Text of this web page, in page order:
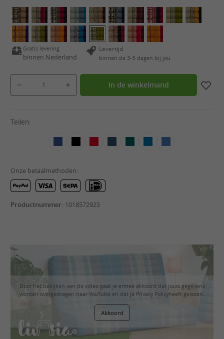
Gratis levering
binnen Nederland
Levertijd
binnen de 3–5 dagen bij jou
Producthoeveelheid: Voer de gewenste hoeveelheid in of gebruik de knoppen om de
In de winkelmand
Teilen:
Onze betaalmethoden:
Productnummer: 1018572925
Door het bekijken van de video gaat je ermee akkoord dat jouw gegevens
worden overgedragen naar YouTube en dat je Privacy Policyheeft gelezen.
Akkoord